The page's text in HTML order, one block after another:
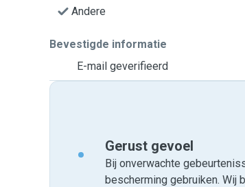
Andere
Bevestigde informatie
E-mail geverifieerd
Gerust gevoel
Bij onverwachte
bescherming gebruiken. Wij